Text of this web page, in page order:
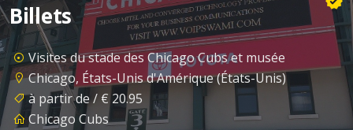
Billets
Visites du stade des Chicago Cubs et musée
Chicago, États-Unis d'Amérique (États-Unis)
à partir de / € 20.95
Chicago Cubs